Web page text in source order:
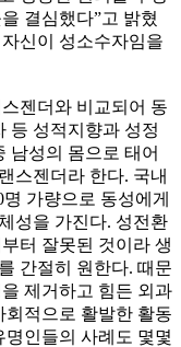
결심했다”고 밝혔
신이 성소수자임을
젠더와 비교되어 동
등 성적지향과 성정
남성의 몸으로 태어
스젠더라 한다. 국내
가량으로 동성에게
성을 가진다. 성전환
터 잘못된 것이라 생
간절히 원한다. 때문
제거하고 힘든 외과
적으로 활발한 활동
인들의 사례도 몇몇